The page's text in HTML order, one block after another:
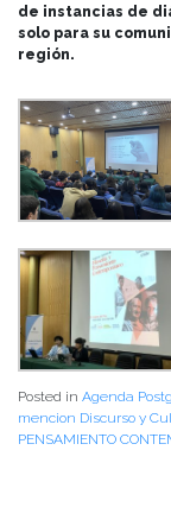
de instancias de
solo para su
región.
Posted in Agenda
mencion Discurso y
PENSAMIENTO